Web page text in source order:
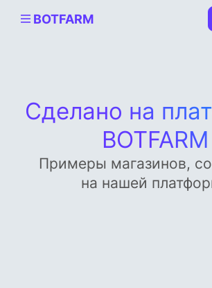
BOTFARM
Сделано на
BOTFARM
Примеры магазинов,
на нашей